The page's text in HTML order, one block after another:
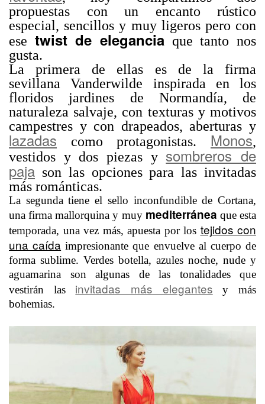
propuestas con un encanto rústico
especial, sencillos y muy ligeros pero con
ese twist de elegancia que tanto nos
gusta.
La primera de ellas es de la firma
sevillana Vanderwilde inspirada en los
floridos jardines de Normandía, de
naturaleza salvaje, con texturas y motivos
campestres y con drapeados, aberturas y
lazadas como protagonistas. Monos,
vestidos y dos piezas y sombreros de
paja son las opciones para las invitadas
más románticas.
La segunda tiene el sello inconfundible de Cortana,
una firma mallorquina y muy mediterránea que esta
temporada, una vez más, apuesta por los tejidos con
una caída impresionante que envuelve al cuerpo de
forma sublime. Verdes botella, azules noche, nude y
aguamarina son algunas de las tonalidades que
vestirán las invitadas más elegantes y más
bohemias.